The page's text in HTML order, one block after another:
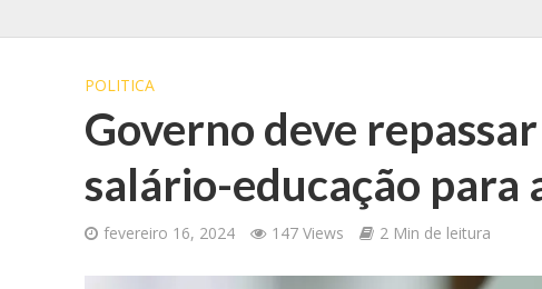
POLITICA
Governo deve
salário-educação para
fevereiro 16, 2024 147 Views 2 Min de leitura